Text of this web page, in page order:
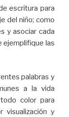
escritura para
del niño; como
y asociar cada
ejemplifique las
palabras y
a la vida
color para
visualización y